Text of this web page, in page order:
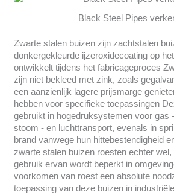
Black Steel Pipes
Zwarte stalen buizen zijn zachtstalen
donkergekleurde ijzeroxidecoating op
ontwikkelt tijdens het fabricageproces
zijn niet bekleed met zink, zoals
een aanzienlijk lagere prijsmarge
hebben voor specifieke toepassingen
gebruikt in hogedruksystemen voor gas
stoom - en luchttransport, evenals in
brand vanwege hun hittebestendigheid
zwarte stalen buizen roesten echter
gebruik ervan wordt beperkt in
voorkomen van roest een absolute
toepassing van deze buizen in